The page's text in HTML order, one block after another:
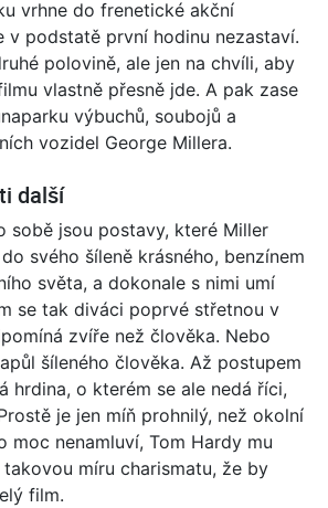
vrhne do frenetické akční
v podstatě první hodinu nezastaví.
polovině, ale jen na chvíli, aby
vlastně přesně jde. A pak zase
výbuchů, soubojů a
vozidel George Millera.
další
sobě jsou postavy, které Miller
svého šíleně krásného, benzínem
světa, a dokonale s nimi umí
se tak diváci poprvé střetnou v
zvíře než člověka. Nebo
šíleného člověka. Až postupem
hrdina, o kterém se ale nedá říci,
je jen míň prohnilý, než okolní
moc nenamluví, Tom Hardy mu
míru charismatu, že by
film.